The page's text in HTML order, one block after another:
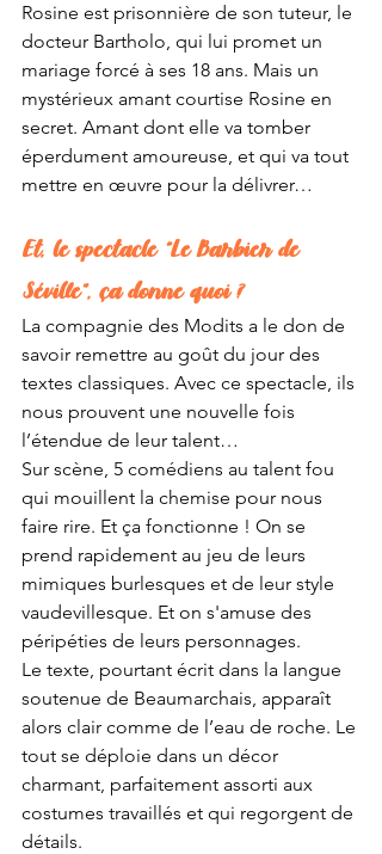
Rosine est prisonnière de son tuteur, le
docteur Bartholo, qui lui promet un
mariage forcé à ses 18 ans. Mais un
mystérieux amant courtise Rosine en
secret. Amant dont elle va tomber
éperdument amoureuse, et qui va tout
mettre en œuvre pour la délivrer…
Et, le spectacle “Le Barbier de
Séville”, ça donne quoi ?
La compagnie des Modits a le don de
savoir remettre au goût du jour des
textes classiques. Avec ce spectacle, ils
nous prouvent une nouvelle fois
l’étendue de leur talent…
Sur scène, 5 comédiens au talent fou
qui mouillent la chemise pour nous
faire rire. Et ça fonctionne ! On se
prend rapidement au jeu de leurs
mimiques burlesques et de leur style
vaudevillesque. Et on s'amuse des
péripéties de leurs personnages.
Le texte, pourtant écrit dans la langue
soutenue de Beaumarchais, apparaît
alors clair comme de l’eau de roche. Le
tout se déploie dans un décor
charmant, parfaitement assorti aux
costumes travaillés et qui regorgent de
détails.